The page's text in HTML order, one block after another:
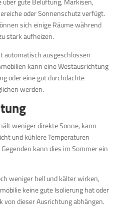
oder Sonnenschutz verfügt.
sich einige Räume während
stark aufheizen.
automatisch ausgeschlossen
kann eine Westausrichtung
oder eine gut durchdachte
werden.
weniger direkte Sonne, kann
und kühlere Temperaturen
kann dies im Sommer ein
weniger hell und kälter wirken,
keine gute Isolierung hat oder
von dieser Ausrichtung abhängen.